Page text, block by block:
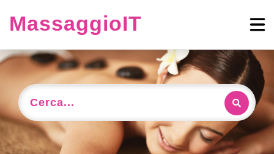
MassaggioIT
Cerca...